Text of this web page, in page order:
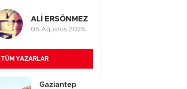
ALİ ERSÖNMEZ
05 Ağustos 2026
TÜM YAZARLAR
Gaziantep